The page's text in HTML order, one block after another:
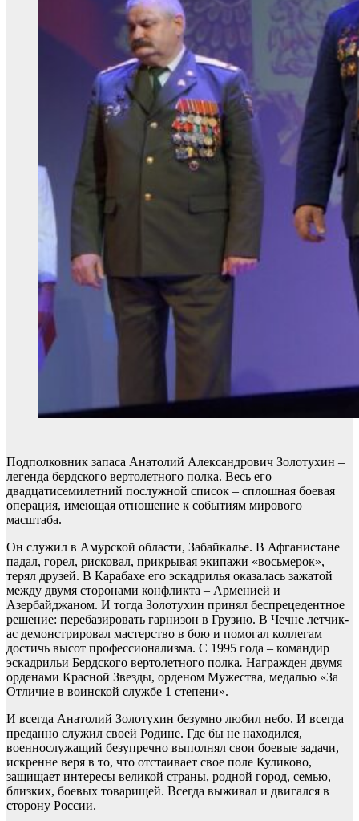
Подполковник запаса Анатолий Александрович Золотухин –
легенда бердского вертолетного полка. Весь его
двадцатисемилетний послужной список – сплошная боевая
операция, имеющая отношение к событиям мирового
масштаба.
Он служил в Амурской области, Забайкалье. В Афганистане
падал, горел, рисковал, прикрывая экипажи «восьмерок»,
терял друзей. В Карабахе его эскадрилья оказалась зажатой
между двумя сторонами конфликта – Арменией и
Азербайджаном. И тогда Золотухин принял беспрецедентное
решение: перебазировать гарнизон в Грузию. В Чечне летчик-
ас демонстрировал мастерство в бою и помогал коллегам
достичь высот профессионализма. С 1995 года – командир
эскадрильи Бердского вертолетного полка. Награжден двумя
орденами Красной Звезды, орденом Мужества, медалью «За
Отличие в воинской службе 1 степени».
И всегда Анатолий Золотухин безумно любил небо. И всегда
преданно служил своей Родине. Где бы не находился,
военнослужащий безупречно выполнял свои боевые задачи,
искренне веря в то, что отстаивает свое поле Куликово,
защищает интересы великой страны, родной город, семью,
близких, боевых товарищей. Всегда выживал и двигался в
сторону России.